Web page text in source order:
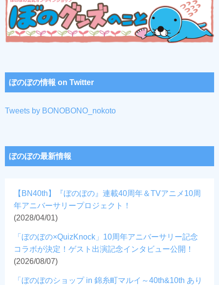
ぼのぼの情報 on Twitter
Tweets by BONOBONO_nokoto
ぼのぼの最新情報
【BN40th】『ぼのぼの』連載40周年＆TVアニメ10周
年アニバーサリープロジェクト！
(2028/04/01)
「ぼのぼの×QuizKnock」10周年アニバーサリー記念
コラボが決定！ゲスト出演記念インタビュー公開！
(2026/08/07)
「ぼのぼのショップ in 錦糸町マルイ～40th&10th あり